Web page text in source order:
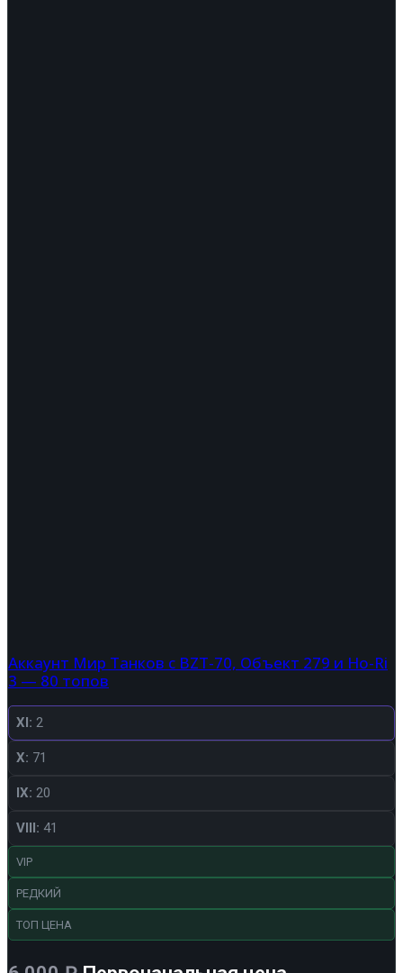
Аккаунт Мир Танков с BZT-70, Объект 279 и Ho-Ri
3 — 80 топов
XI: 2
X: 71
IX: 20
VIII: 41
VIP
РЕДКИЙ
ТОП ЦЕНА